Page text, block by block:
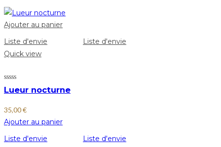
Ajouter au panier
Liste d'envie
Liste d'envie
Quick view
Lueur nocturne
35,00€
Ajouter au panier
Liste d'envie
Liste d'envie